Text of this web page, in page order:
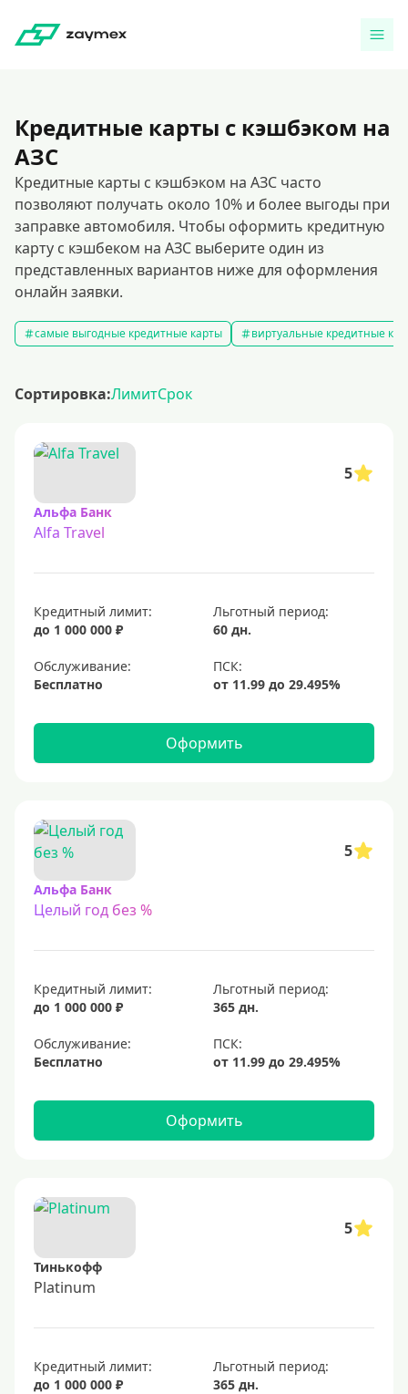
Кредитные карты с кэшбэком на
АЗС
Кредитные карты с кэшбэком на АЗС часто
позволяют получать около 10% и более выгоды при
заправке автомобиля. Чтобы оформить кредитную
карту с кэшбеком на АЗС выберите один из
представленных вариантов ниже для оформления
онлайн заявки.
самые выгодные кредитные карты виртуальные кредитные
Сортировка:ЛимитСрок
5
Альфа Банк
Alfa Travel
Кредитный лимит:
до 1 000 000 ₽
Льготный период:
60 дн.
Обслуживание:
Бесплатно
Оформить
5
Альфа Банк
Целый год без %
Кредитный лимит:
до 1 000 000 ₽
Льготный период:
365 дн.
Обслуживание:
Бесплатно
Оформить
5
Тинькофф
Platinum
Кредитный лимит:
до 1 000 000 ₽
Льготный период:
365 дн.